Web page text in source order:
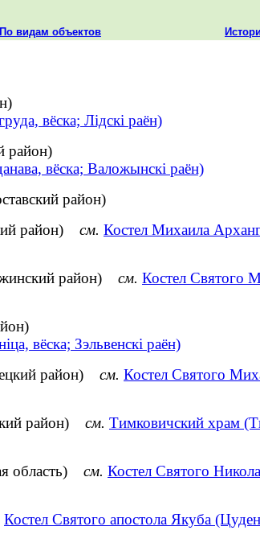
По видам объектов
вёска; Лідскі раён)
район)
вёска; Валожынскі раён)
район)
район) см. Костел Михаила
район) см. Костел Святого
вёска; Зэльвенскі раён)
район) см. Костел Святого
район) см. Тимковичский храм
область) см. Костел Святого
Костел Святого апостола Якуба